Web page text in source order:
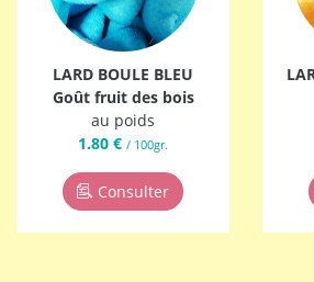
LARD BOULE BLEU
Goût fruit des bois
au poids
1.80 € / 100gr.
Consulter